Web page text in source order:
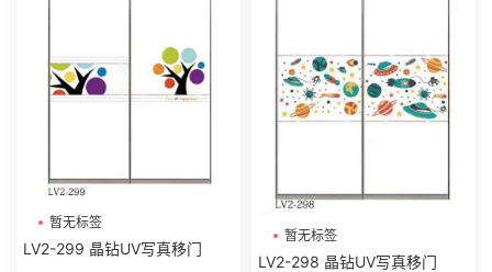
暂无标签
LV2-299 晶钻UV写真移门
暂无标签
LV2-298 晶钻UV写真移门